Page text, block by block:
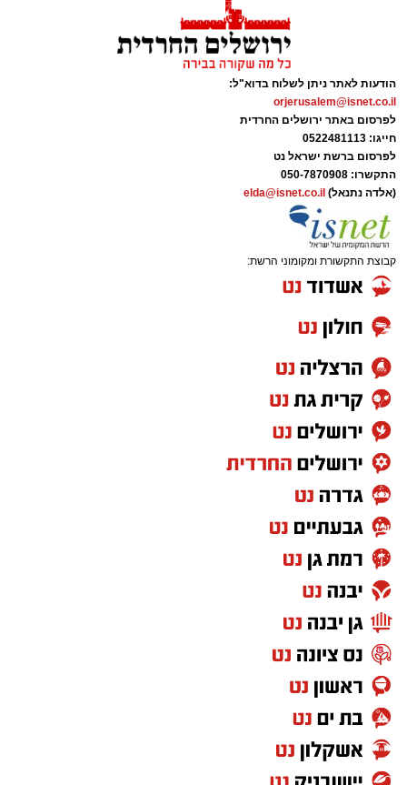
הודעות לאתר ניתן לשלוח בדוא"ל:
orjerusalem@isnet.co.il
לפרסום באתר ירושלים החרדית
חייגו: 0522481113
לפרסום ברשת ישראל נט
התקשרו: 050-7870908
(אלדה נתנאל) elda@isnet.co.il
קבוצת התקשורת ומקומוני הרשת: